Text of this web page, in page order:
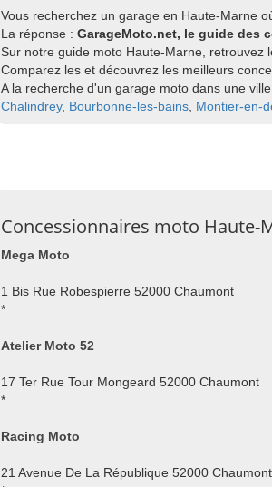
Vous recherchez un garage en Haute-Marne
La réponse : GarageMoto.net, le guide des
Sur notre guide moto Haute-Marne, retrouvez
Comparez les et découvrez les meilleurs
A la recherche d'un garage moto dans une
Chalindrey, Bourbonne-les-bains Montier-en-
Concessionnaires moto Haute-
Mega Moto
1 Bis Rue Robespierre 52000 Chaumont
*
Atelier Moto 52
17 Ter Rue Tour Mongeard 52000 Chaumont
*
Racing Moto
21 Avenue De La République 52000 Chaumont